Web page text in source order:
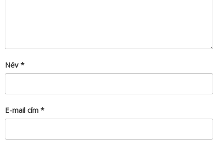
Név *
E-mail cím *